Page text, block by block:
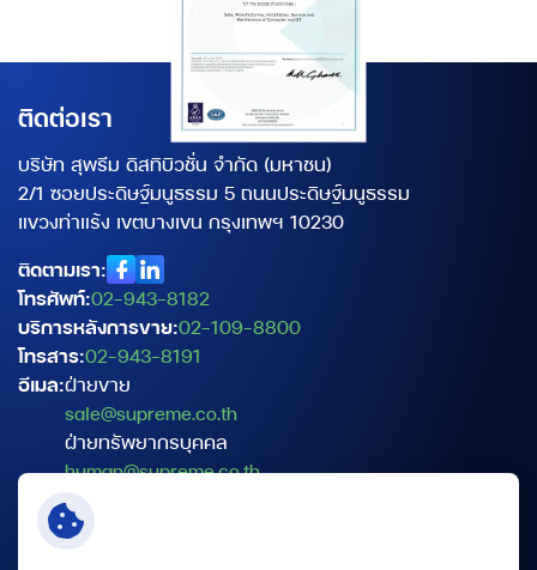
ติดต่อเรา
บริษัท สุพรีม ดิสทิบิวชั่น จำกัด (มหาชน)
2/1 ซอยประดิษฐ์มนูธรรม 5 ถนนประดิษฐ์มนูธรรม
แขวงท่าแร้ง เขตบางเขน กรุงเทพฯ 10230
ติดตามเรา:
โทรศัพท์:02-943-8182
บริการหลังการขาย:02-109-8800
โทรสาร:02-943-8191
อีเมล:ฝ่ายขาย
sale@supreme.co.th
ฝ่ายทรัพยากรบุคคล
human@supreme.co.th
ฝ่ายบริการเทคนิค
service@supreme.co.th
เจ้าหน้าที่คุ้มครองข้อมูลส่วนบุคคล